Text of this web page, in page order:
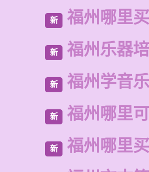
新 福州哪里
新 福州乐器
新 福州学音
新 福州哪里
新
福州哪里